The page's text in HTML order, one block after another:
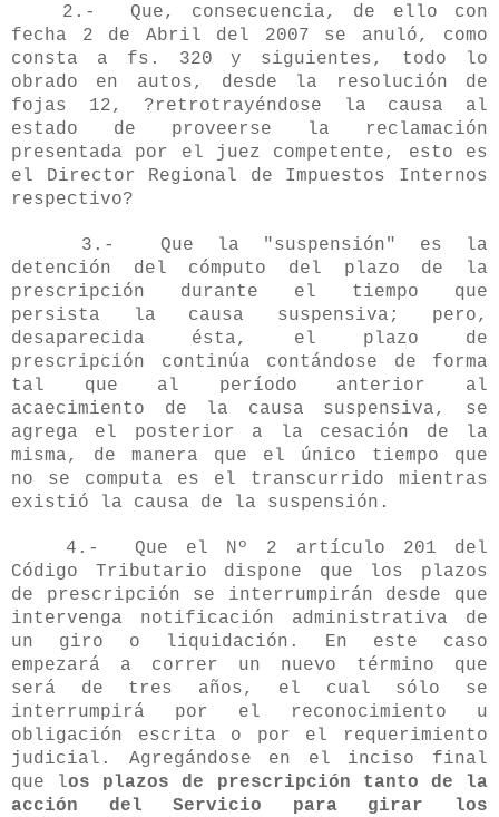
2.- Que, consecuencia, de ello con
fecha 2 de Abril del 2007 se anuló, como
consta a fs. 320 y siguientes, todo lo
obrado en autos, desde la resolución de
fojas 12, ?retrotrayéndose la causa al
estado de proveerse la reclamación
presentada por el juez competente, esto es
el Director Regional de Impuestos Internos
respectivo?
3.- Que la "suspensión" es la
detención del cómputo del plazo de la
prescripción durante el tiempo que
persista la causa suspensiva; pero,
desaparecida ésta, el plazo de
prescripción continúa contándose de forma
tal que al período anterior al
acaecimiento de la causa suspensiva, se
agrega el posterior a la cesación de la
misma, de manera que el único tiempo que
no se computa es el transcurrido mientras
existió la causa de la suspensión.
4.- Que el Nº 2 artículo 201 del
Código Tributario dispone que los plazos
de prescripción se interrumpirán desde que
intervenga notificación administrativa de
un giro o liquidación. En este caso
empezará a correr un nuevo término que
será de tres años, el cual sólo se
interrumpirá por el reconocimiento u
obligación escrita o por el requerimiento
judicial. Agregándose en el inciso final
que los plazos de prescripción tanto de la
acción del Servicio para girar los